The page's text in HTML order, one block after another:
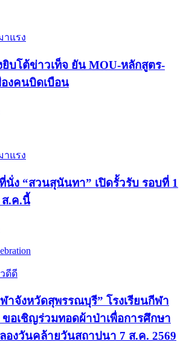
าแรง
ยิบโต้ข่าวเท็จ ยัน MOU-หลักสูตร-
งคนบิดเบือน
าแรง
นั่ง “สวนสุนันทา” เปิดรั้วรับ รอบที่ 1
ส.ค.นี้
ดีดี
ฬาจังหวัดสุพรรณบุรี” โรงเรียนกีฬา
ขอเชิญร่วมทอดผ้าป่าเพื่อการศึกษา
องวันคล้ายวันสถาปนา 7 ส.ค. 2569